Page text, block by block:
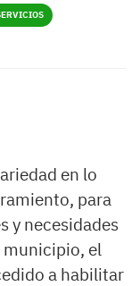
en lo
para
y necesidades
municipio, el
a habilitar